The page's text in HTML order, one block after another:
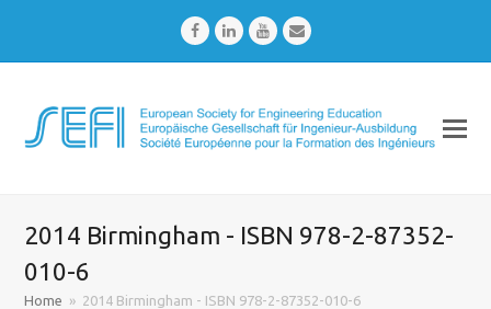
FacebookLinkedInYoutubeEmail
2014 Birmingham - ISBN 978-2-87352-
010-6
Home » 2014 Birmingham - ISBN 978-2-87352-010-6